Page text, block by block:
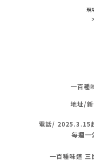
現
一百種
地址/
電話/ 2025.3.15
每週一
一百種味道